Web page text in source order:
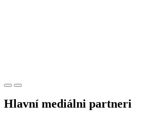
Hlavní mediálni partneri